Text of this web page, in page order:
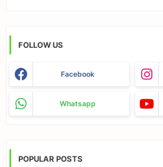
FOLLOW US
Facebook
Whatsapp
POPULAR POSTS